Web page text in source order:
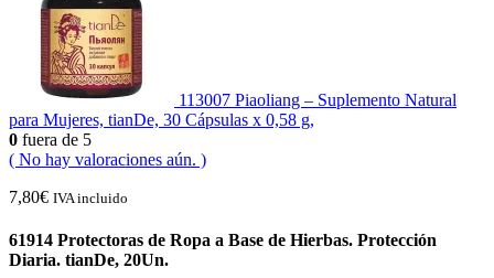
113007 Piaoliang – Suplemento Natural
para Mujeres, tianDe, 30 Cápsulas x 0,58 g,
0 fuera de 5
( No hay valoraciones aún. )
7,80€ IVA incluido
61914 Protectoras de Ropa a Base de Hierbas. Protección
Diaria. tianDe, 20Un.